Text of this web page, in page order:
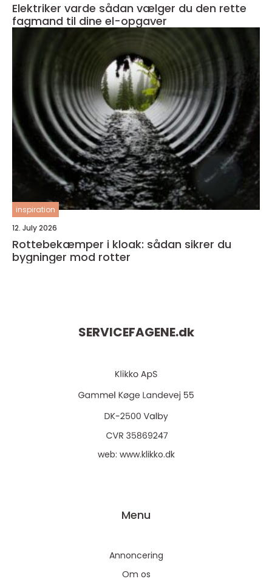
Elektriker varde sådan vælger du den rette
fagmand til dine el-opgaver
inspiration
12. July 2026
Rottebekæmper i kloak: sådan sikrer du
bygninger mod rotter
SERVICEFAGENE.dk
web: www.klikko.dk
Menu
Annoncering
Om os